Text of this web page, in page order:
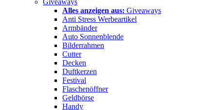
Alles anzeigen aus: Giveaways
Anti Stress Werbeartikel
Armbänder
Auto Sonnenblende
Bilderrahmen
Cutter
Decken
Duftkerzen
Festival
Flaschenöffner
Geldbörse
Handy